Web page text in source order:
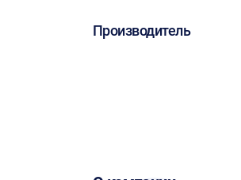
Производитель